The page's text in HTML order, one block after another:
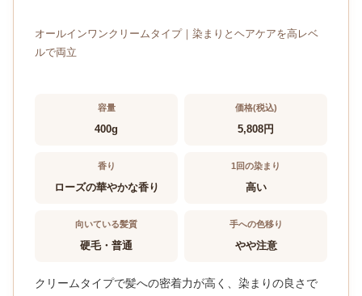
オールインワンクリームタイプ｜染まりとヘアケアを高レベ
ルで両立
容量
400g
価格(税込)
5,808円
香り
ローズの華やかな香り
1回の染まり
高い
向いている髪質
硬毛・普通
手への色移り
やや注意
クリームタイプで髪への密着力が高く、染まりの良さで